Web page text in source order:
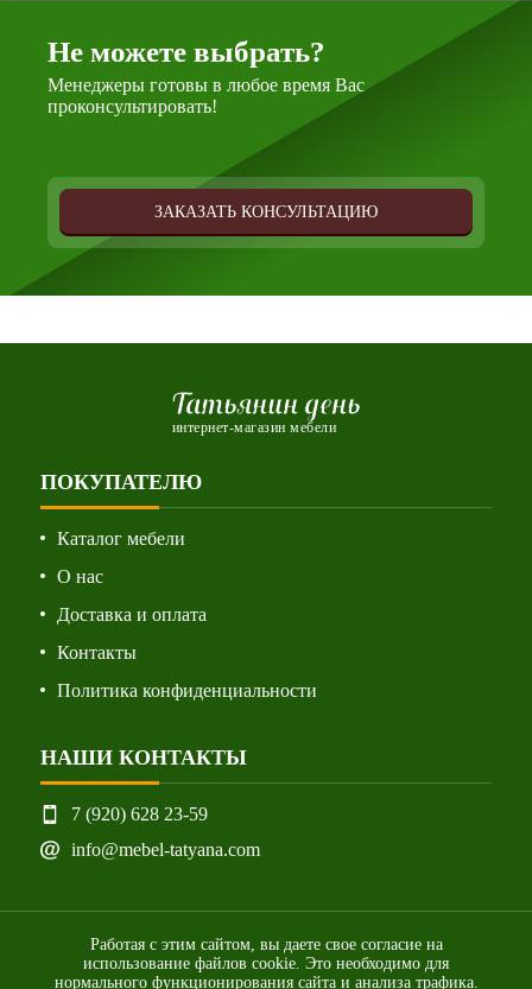
Не можете выбрать?
Менеджеры готовы в любое время Вас
проконсультировать!
ЗАКАЗАТЬ КОНСУЛЬТАЦИЮ
Татьянин день
интернет-магазин мебели
ПОКУПАТЕЛЮ
Каталог мебели
О нас
Доставка и оплата
Контакты
Политика конфиденциальности
НАШИ КОНТАКТЫ
7 (920) 628 23-59
info@mebel-tatyana.com
Работая с этим сайтом, вы даете свое согласие на
использование файлов cookie. Это необходимо для
нормального функционирования сайта и анализа трафика.